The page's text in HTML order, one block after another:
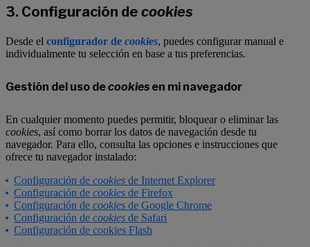
3. Configuración de cookies
Desde el configurador de cookies, puedes configurar manual e
individualmente tu selección en base a tus preferencias.
Gestión del uso decookies en mi navegador
En cualquier momento puedes permitir, bloquear o eliminar las
cookies, así como borrar los datos de navegación desde tu
navegador. Para ello, consulta las opciones e instrucciones que
ofrece tu navegador instalado:
Configuración de cookies de Internet Explorer
Configuración de cookies de Firefox
Configuración de cookies de Google Chrome
Configuración de cookies de Safari
Configuración de cookies Flash